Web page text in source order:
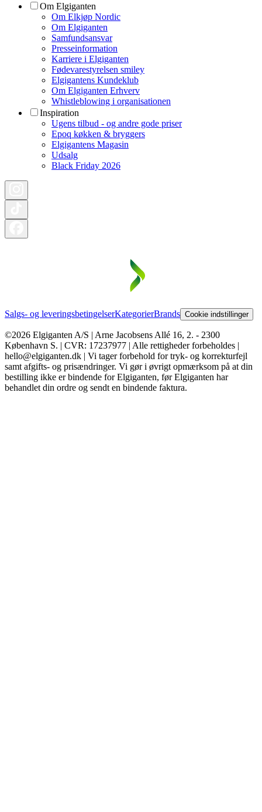
Om Elgiganten
Om Elkjøp Nordic
Om Elgiganten
Samfundsansvar
Presseinformation
Karriere i Elgiganten
Fødevarestyrelsen smiley
Elgigantens Kundeklub
Om Elgiganten Erhverv
Whistleblowing i organisationen
Inspiration
Ugens tilbud - og andre gode priser
Epoq køkken & bryggers
Elgigantens Magasin
Udsalg
Black Friday 2026
Salgs- og leveringsbetingelserKategorierBrands Cookie indstillinger
©2026 Elgiganten A/S | Arne Jacobsens Allé 16, 2. - 2300
København S. | CVR: 17237977 | Alle rettigheder forbeholdes |
hello@elgiganten.dk | Vi tager forbehold for tryk- og korrekturfejl
samt afgifts- og prisændringer. Vi gør i øvrigt opmærksom på at din
bestilling ikke er bindende for Elgiganten, før Elgiganten har
behandlet din ordre og sendt en bindende faktura.